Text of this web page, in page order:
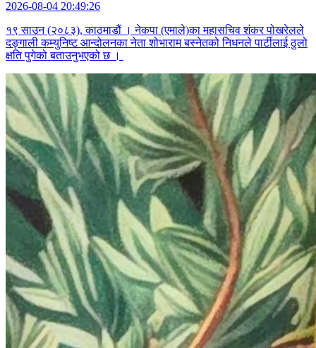
2026-08-04 20:49:26
१९ साउन (२०८३), काठमाडौं । नेकपा (एमाले)का महासचिव शंकर पोखरेलले
दङ्गाली कम्युनिष्ट आन्दोलनका नेता शोभाराम बस्नेतको निधनले पार्टीलाई ठुलो
क्षति पुगेको बताउनुभएको छ ।